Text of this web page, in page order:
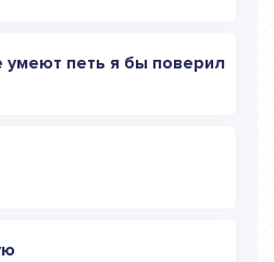
умеют петь я бы поверил